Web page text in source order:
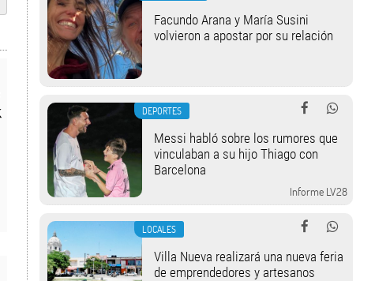
Facundo Arana y María Susini
volvieron a apostar por su relación
DEPORTES
Messi habló sobre los rumores que
vinculaban a su hijo Thiago con
Barcelona
Informe LV28
LOCALES
Villa Nueva realizará una nueva feria
de emprendedores y artesanos